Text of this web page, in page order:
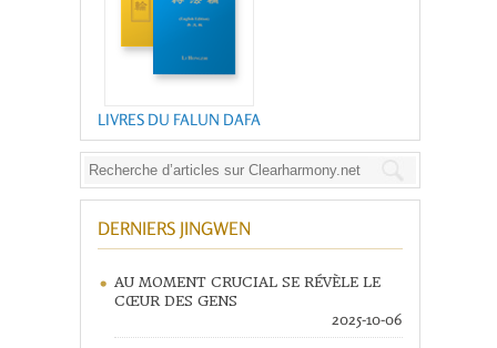
LIVRES DU FALUN DAFA
DERNIERS JINGWEN
AU MOMENT CRUCIAL SE RÉVÈLE LE
CŒUR DES GENS
2025-10-06